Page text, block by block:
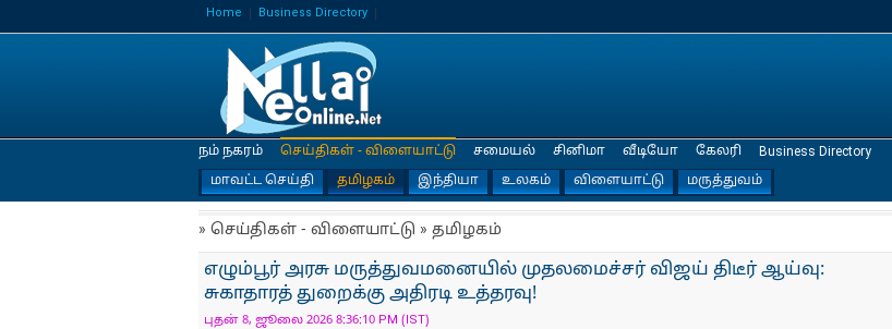
Home Business Directory
நம் நகரம்
செய்திகள் - விளையாட்டு
மாவட்ட செய்தி
தமிழகம் இந்தியா உலகம் விளையாட்டு மருத்துவம்
சமையல் சினிமா வீடியோ கேலரி Business Directory
» செய்திகள் - விளையாட்டு » தமிழகம்
எழும்பூர் அரசு மருத்துவமனையில் முதலமைச்சர் விஜய் திடீர் ஆய்வு:
சுகாதாரத் துறைக்கு அதிரடி உத்தரவு!
புதன் 8, ஜூலை 2026 8:36:10 PM (IST)